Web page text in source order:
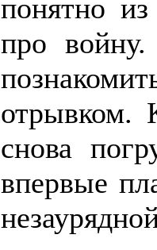
понятно
про
отрывком.
снова
впервые